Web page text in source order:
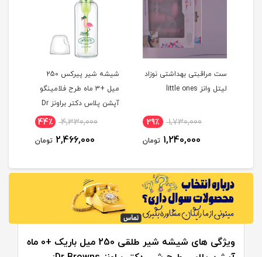
ست مراقبتی بهداشتی نوزاد
لیتل وانز little ones
1,730,000 29٪
1,240,000 تومان
شیشه شیر پیرکس 250
میل +3 ماه طرح فلامینگو
آپشن پلاس دکتر براونز Dr
4,330,000 44٪
2,466,000 تومان
ویژگی های شیشه شیر طلقی 250 میل باریک +0 ماه